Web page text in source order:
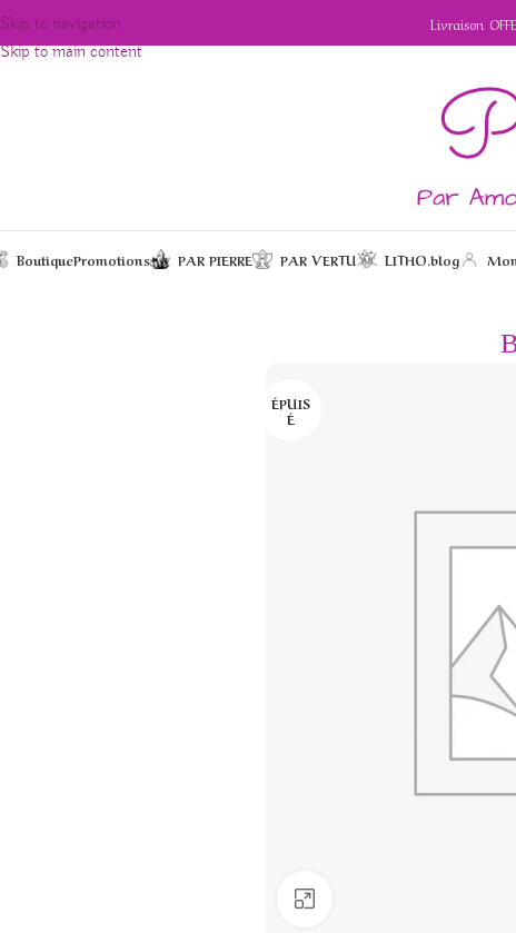
Skip to navigation
Skip to main content
Livraison
BoutiquePromotions PAR PIERRE PAR VERTU LITHO.blog
Accueil/ Boucles d'oreilles / Boucles d’oreilles
ÉPUIS
É